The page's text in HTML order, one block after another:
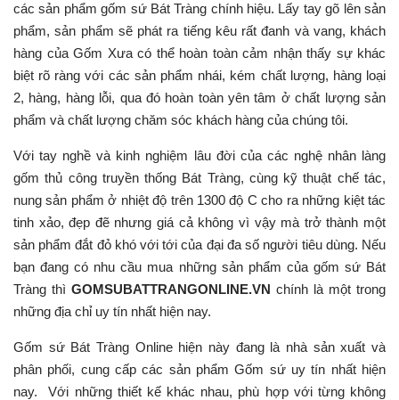
các sản phẩm gốm sứ Bát Tràng chính hiệu. Lấy tay gõ lên sản
phẩm, sản phẩm sẽ phát ra tiếng kêu rất đanh và vang, khách
hàng của Gốm Xưa có thể hoàn toàn cảm nhận thấy sự khác
biệt rõ ràng với các sản phẩm nhái, kém chất lượng, hàng loại
2, hàng, hàng lỗi, qua đó hoàn toàn yên tâm ở chất lượng sản
phẩm và chất lượng chăm sóc khách hàng của chúng tôi.
Với tay nghề và kinh nghiệm lâu đời của các nghệ nhân làng
gốm thủ công truyền thống Bát Tràng, cùng kỹ thuật chế tác,
nung sản phẩm ở nhiệt độ trên 1300 độ C cho ra những kiệt tác
tinh xảo, đẹp đẽ nhưng giá cả không vì vậy mà trở thành một
sản phẩm đắt đỏ khó với tới của đại đa số người tiêu dùng. Nếu
bạn đang có nhu cầu mua những sản phẩm của gốm sứ Bát
Tràng thì GOMSUBATTRANGONLINE.VN chính là một trong
những địa chỉ uy tín nhất hiện nay.
Gốm sứ Bát Tràng Online hiện này đang là nhà sản xuất và
phân phối, cung cấp các sản phẩm Gốm sứ uy tín nhất hiện
nay. Với những thiết kế khác nhau, phù hợp với từng không